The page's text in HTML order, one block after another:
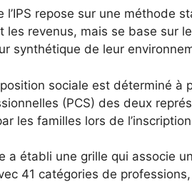
l’IPS repose sur une méthode
les revenus, mais se base sur
synthétique de leur
position sociale est déterminé
(PCS) des deux
les familles lors de
a établi une grille qui associe
41 catégories de